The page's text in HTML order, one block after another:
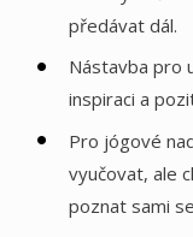
předávat dál.
Nástavba pro
inspiraci a
Pro jógové
vyučovat, ale
poznat sami